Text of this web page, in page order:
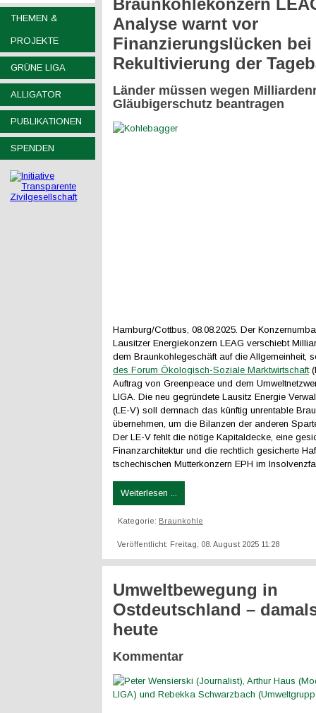
THEMEN &
PROJEKTE
GRÜNE LIGA
ALLIGATOR
PUBLIKATIONEN
SPENDEN
Braunkohlekonzern
Analyse warnt vor
Finanzierungslücken bei
Rekultivierung der
Länder müssen wegen
Gläubigerschutz beantragen
Hamburg/Cottbus, 08.08.2025. Der
Lausitzer Energiekonzern LEAG verschiebt
dem Braunkohlegeschäft auf die Allgemeinheit,
des Forum Ökologisch-Soziale Marktwirtschaft
Auftrag von Greenpeace und dem
LIGA. Die neu gegründete Lausitz Energie
(LE-V) soll demnach das künftig unrentable
übernehmen, um die Bilanzen der anderen
Der LE-V fehlt die nötige Kapitaldecke, eine
Finanzarchitektur und die rechtlich gesicherte
tschechischen Mutterkonzern EPH im
Weiterlesen ...
Kategorie: Braunkohle
Veröffentlicht: Freitag, 08. August 2025 11:28
Umweltbewegung in
Ostdeutschland –
heute
Kommentar